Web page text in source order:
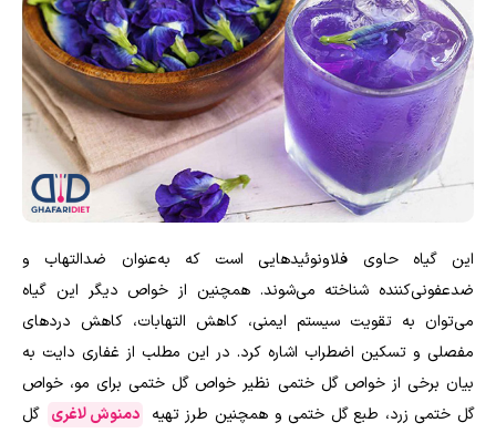
این گیاه حاوی فلاونوئیدهایی است که به‌عنوان ضدالتهاب و
ضدعفونی‌کننده شناخته می‌شوند. همچنین از خواص دیگر این گیاه
می‌توان به تقویت سیستم ایمنی، کاهش التهابات، کاهش دردهای
مفصلی و تسکین اضطراب اشاره کرد. در این مطلب از غفاری دایت به
بیان برخی از خواص گل ختمی نظیر خواص گل ختمی برای مو، خواص
گل ختمی زرد، طبع گل ختمی و همچنین طرز تهیه دمنوش لاغری گل